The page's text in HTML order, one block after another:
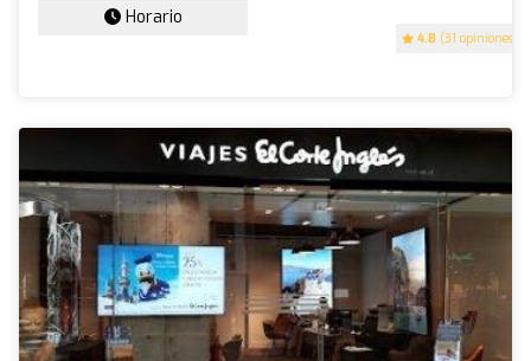
4.8 (31 opiniones)
Horario